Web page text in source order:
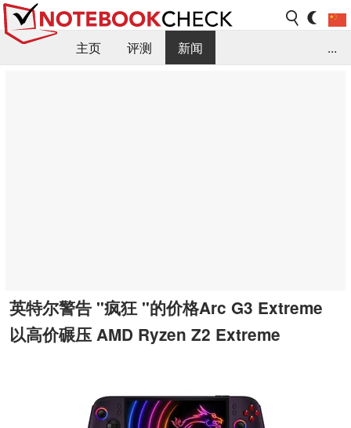
主页 评测
新闻
...
英特尔警告 "疯狂 "的价格Arc G3 Extreme
以高价碾压 AMD Ryzen Z2 Extreme